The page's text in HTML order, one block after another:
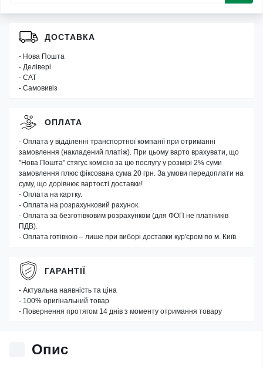
Опис
ДОСТАВКА
- Нова Пошта
- Делівері
- САТ
- Самовивіз
ОПЛАТА
- Оплата у відділенні транспортної компанії при отриманні
замовлення (накладений платіж). При цьому варто врахувати, що
"Нова Пошта" стягує комісію за цю послугу у розмірі 2% суми
замовлення плюс фіксована сума 20 грн. За умови передоплати на
суму, що дорівнює вартості доставки!
- Оплата на картку.
- Оплата на розрахунковий рахунок.
- Оплата за безготівковим розрахунком (для ФОП не платників
ПДВ).
- Оплата готівкою – лише при виборі доставки кур'єром по м. Київ
ГАРАНТІЇ
- Актуальна наявність та ціна
- 100% оригінальний товар
- Повернення протягом 14 днів з моменту отримання товару